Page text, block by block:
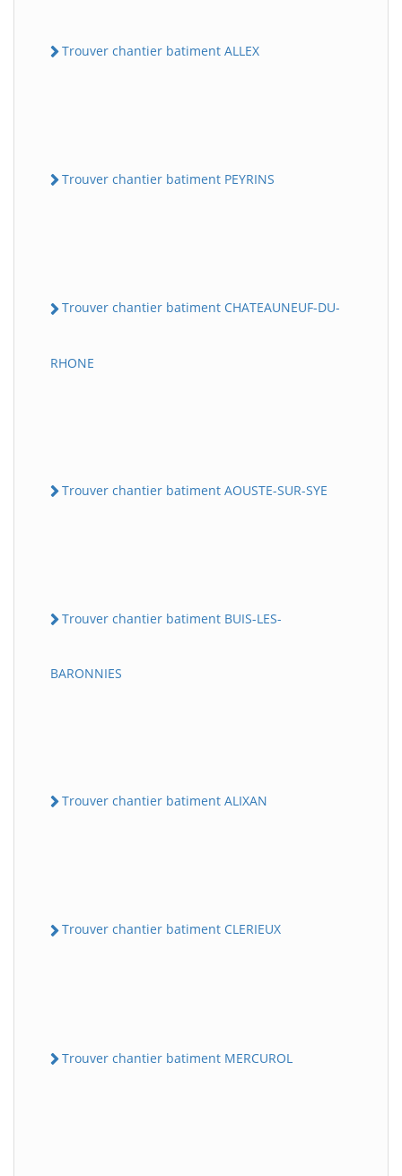
Trouver chantier batiment ALLEX
Trouver chantier batiment PEYRINS
Trouver chantier batiment CHATEAUNEUF-DU-
RHONE
Trouver chantier batiment AOUSTE-SUR-SYE
Trouver chantier batiment BUIS-LES-
BARONNIES
Trouver chantier batiment ALIXAN
Trouver chantier batiment CLERIEUX
Trouver chantier batiment MERCUROL